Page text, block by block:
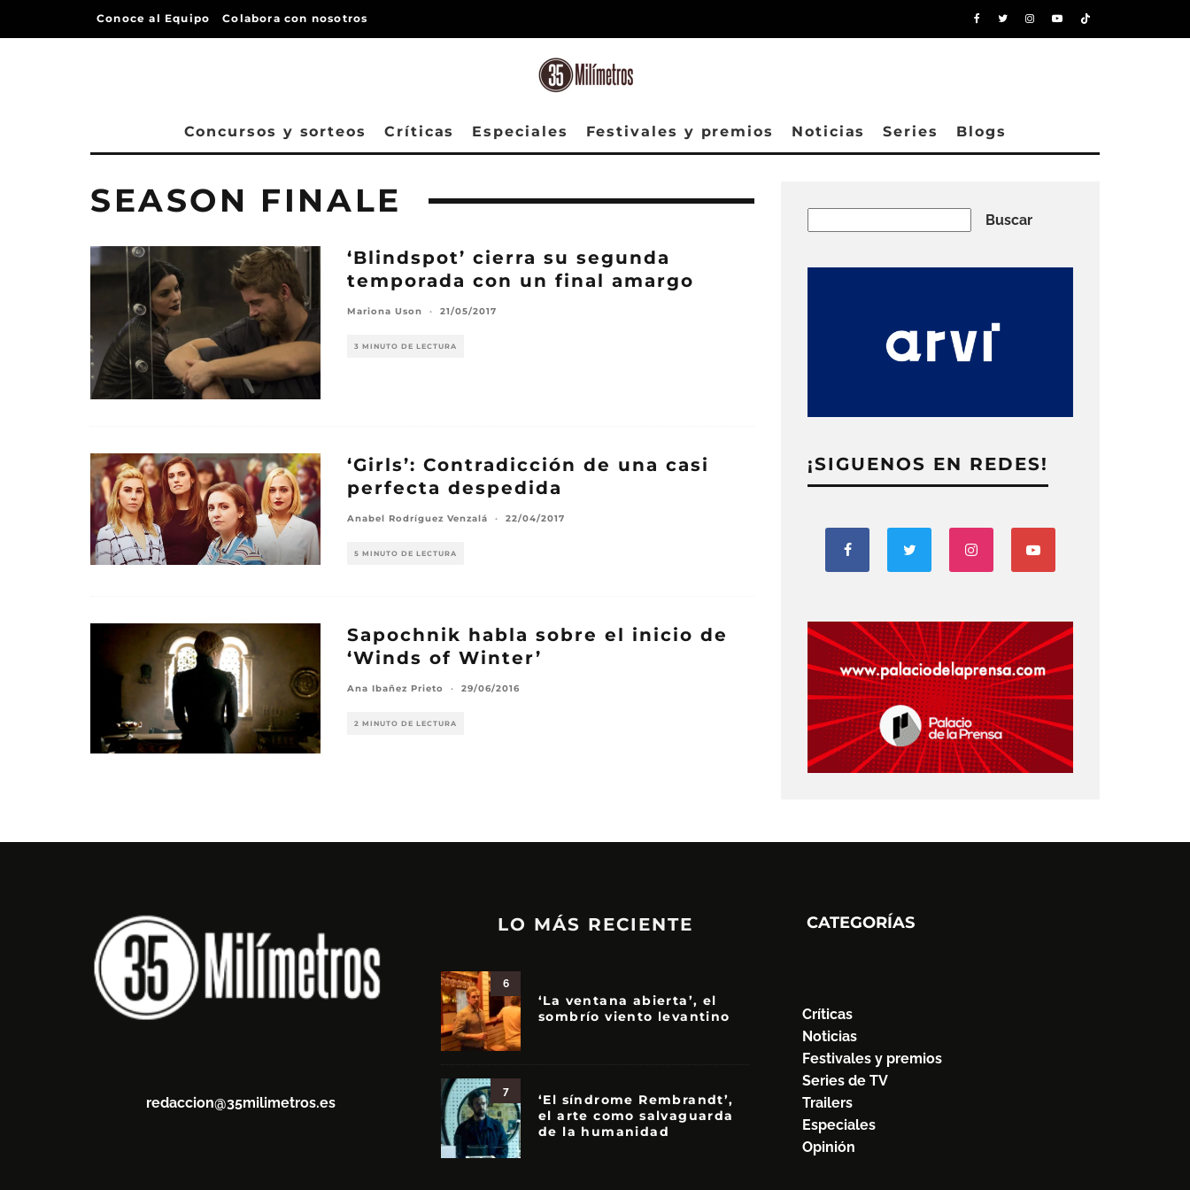
Conoce al Equipo Colabora con nosotros
Concursos y sorteos Críticas Especiales Festivales y premios Noticias Series Blogs
SEASON FINALE
‘Blindspot’ cierra su segunda
temporada con un final amargo
Mariona Uson · 21/05/2017
3 MINUTO DE LECTURA
‘Girls’: Contradicción de una casi
perfecta despedida
Anabel Rodríguez Venzalá · 22/04/2017
5 MINUTO DE LECTURA
Sapochnik habla sobre el inicio de
‘Winds of Winter’
Ana Ibañez Prieto · 29/06/2016
2 MINUTO DE LECTURA
Buscar
¡SIGUENOS EN REDES!
redaccion@35milimetros.es
LO MÁS RECIENTE
6
‘La ventana abierta’, el
sombrío viento levantino
7
‘El síndrome Rembrandt’,
el arte como salvaguarda
de la humanidad
CATEGORÍAS
Críticas
Noticias
Festivales y premios
Series de TV
Trailers
Especiales
Opinión